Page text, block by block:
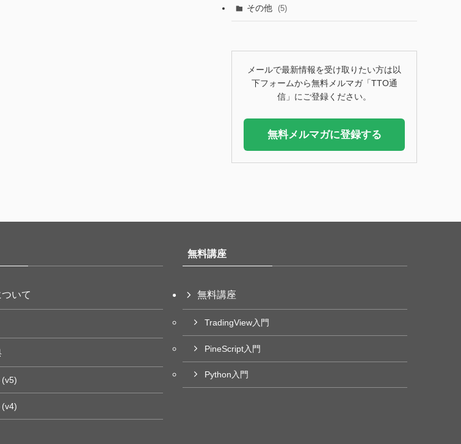
その他 (5)
メールで最新情報を受け取りたい方は以
下フォームから無料メルマガ「TTO通
信」にご登録ください。
無料メルマガに登録する
いて
(v5)
(v4)
無料講座
無料講座
TradingView入門
PineScript入門
Python入門